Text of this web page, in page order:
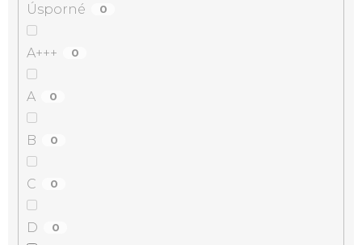
Úsporné 0
A+++ 0
A 0
B 0
C 0
D 0